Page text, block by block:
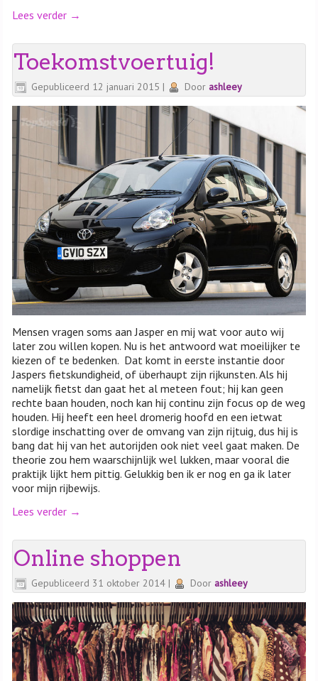
Lees verder →
Toekomstvoertuig!
Gepubliceerd 12 januari 2015 | Door ashleey
Mensen vragen soms aan Jasper en mij wat voor auto wij
later zou willen kopen. Nu is het antwoord wat moeilijker te
kiezen of te bedenken. Dat komt in eerste instantie door
Jaspers fietskundigheid, of überhaupt zijn rijkunsten. Als hij
namelijk fietst dan gaat het al meteen fout; hij kan geen
rechte baan houden, noch kan hij continu zijn focus op de weg
houden. Hij heeft een heel dromerig hoofd en een ietwat
slordige inschatting over de omvang van zijn rijtuig, dus hij is
bang dat hij van het autorijden ook niet veel gaat maken. De
theorie zou hem waarschijnlijk wel lukken, maar vooral die
praktijk lijkt hem pittig. Gelukkig ben ik er nog en ga ik later
voor mijn rijbewijs.
Lees verder →
Online shoppen
Gepubliceerd 31 oktober 2014 | Door ashleey